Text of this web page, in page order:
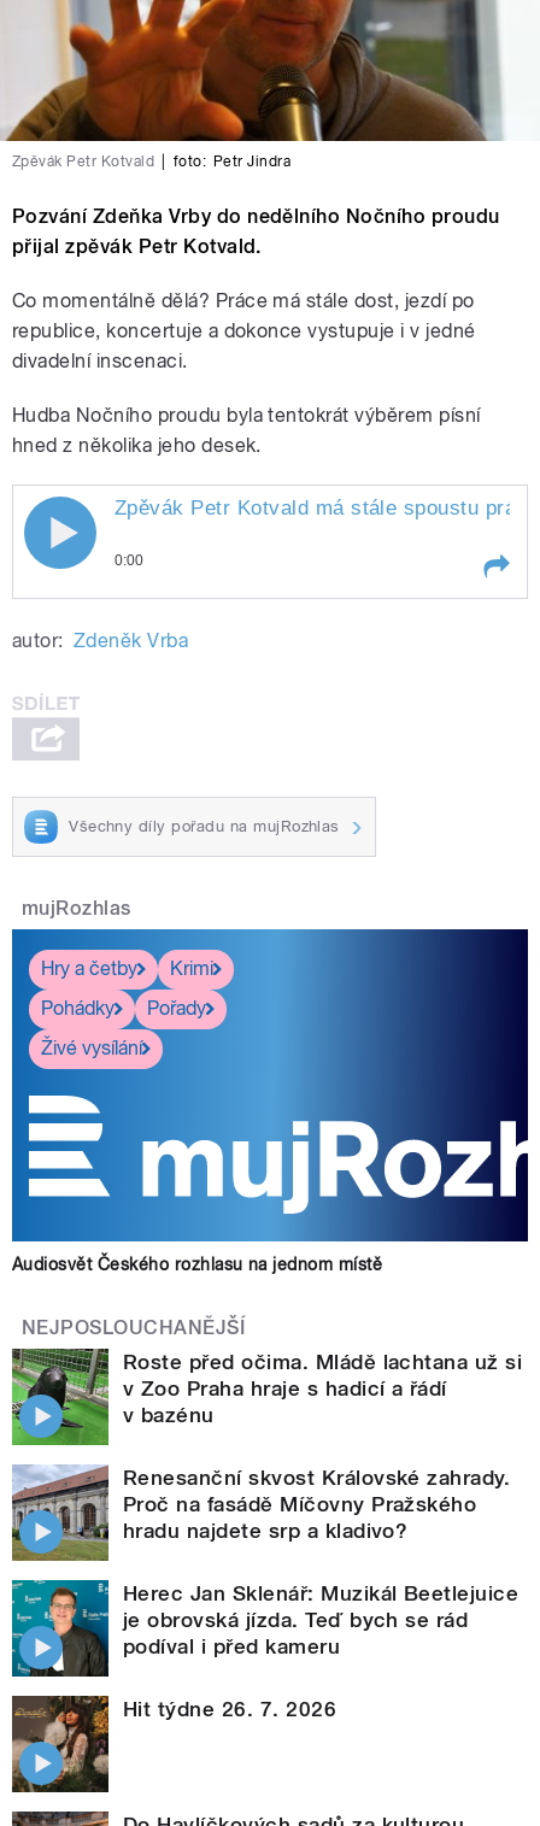
Zpěvák Petr Kotvald foto: Petr Jindra
Pozvání Zdeňka Vrby do nedělního Nočního proudu
přijal zpěvák Petr Kotvald.
Co momentálně dělá? Práce má stále dost, jezdí po
republice, koncertuje a dokonce vystupuje i v jedné
divadelní inscenaci.
Hudba Nočního proudu byla tentokrát výběrem písní
hned z několika jeho desek.
pause
Zpěvák Petr Kotvald má stále spoustu
0:00
spoustu práce, kromě vlastní hudby
autor: Zdeněk Vrba
Všechny díly pořadu na mujRozhlas
mujRozhlas
Hry a četby
Krimi
Pohádky
Pořady
Živé vysílání
Audiosvět Českého rozhlasu na jednom místě
NEJPOSLOUCHANĚJŠÍ
Roste před očima. Mládě lachtana už si
v Zoo Praha hraje s hadicí a řádí
v bazénu
Renesanční skvost Královské zahrady.
Proč na fasádě Míčovny Pražského
hradu najdete srp a kladivo?
Herec Jan Sklenář: Muzikál Beetlejuice
je obrovská jízda. Teď bych se rád
podíval i před kameru
Hit týdne 26. 7. 2026